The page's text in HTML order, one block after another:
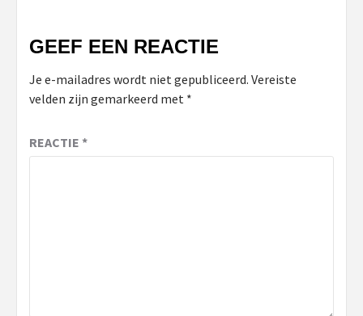
GEEF EEN REACTIE
Je e-mailadres wordt niet gepubliceerd. Vereiste
velden zijn gemarkeerd met *
REACTIE *